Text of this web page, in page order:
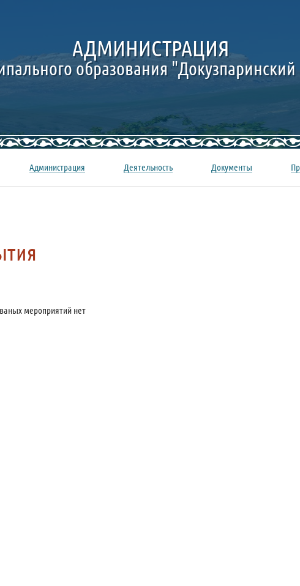
мероприятий нет
АДМИНИСТРАЦИЯ
образования
Администрация Деятельность Документы